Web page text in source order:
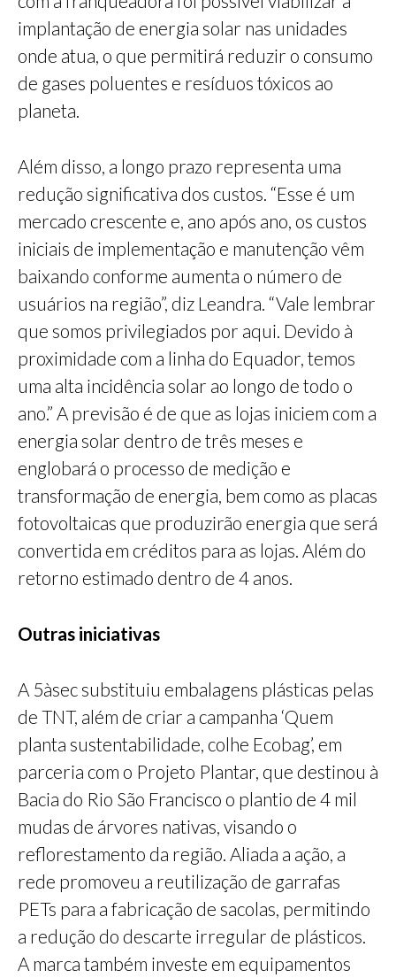
implantação de energia solar nas unidades
onde atua, o que permitirá reduzir o consumo
de gases poluentes e resíduos tóxicos ao
planeta.
Além disso, a longo prazo representa uma
redução significativa dos custos. “Esse é um
mercado crescente e, ano após ano, os custos
iniciais de implementação e manutenção vêm
baixando conforme aumenta o número de
usuários na região”, diz Leandra. “Vale lembrar
que somos privilegiados por aqui. Devido à
proximidade com a linha do Equador, temos
uma alta incidência solar ao longo de todo o
ano.” A previsão é de que as lojas iniciem com a
energia solar dentro de três meses e
englobará o processo de medição e
transformação de energia, bem como as placas
fotovoltaicas que produzirão energia que será
convertida em créditos para as lojas. Além do
retorno estimado dentro de 4 anos.
Outras iniciativas
A 5àsec substituiu embalagens plásticas pelas
de TNT, além de criar a campanha ‘Quem
planta sustentabilidade, colhe Ecobag’, em
parceria com o Projeto Plantar, que destinou à
Bacia do Rio São Francisco o plantio de 4 mil
mudas de árvores nativas, visando o
reflorestamento da região. Aliada a ação, a
rede promoveu a reutilização de garrafas
PETs para a fabricação de sacolas, permitindo
a redução do descarte irregular de plásticos.
A marca também investe em equipamentos